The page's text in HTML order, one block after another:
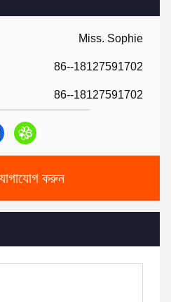
Miss. Sophie
86--18127591702
86--18127591702
করুন